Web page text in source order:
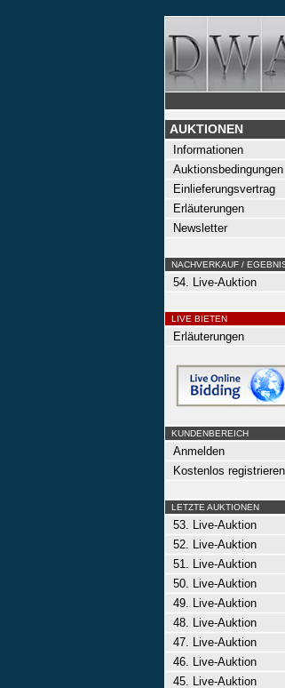
AUKTIONEN
Informationen
Auktionsbedingungen
Einlieferungsvertrag
Erläuterungen
Newsletter
NACHVERKAUF /
54. Live-Auktion
LIVE BIETEN
Erläuterungen
KUNDENBEREICH
Anmelden
Kostenlos registrieren
LETZTE AUKTIONEN
53. Live-Auktion
52. Live-Auktion
51. Live-Auktion
50. Live-Auktion
49. Live-Auktion
48. Live-Auktion
47. Live-Auktion
46. Live-Auktion
45. Live-Auktion